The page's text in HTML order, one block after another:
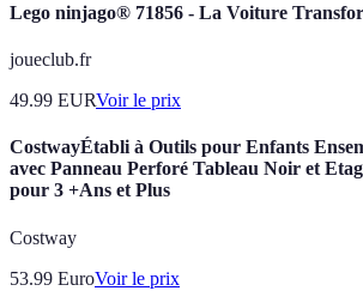
Lego ninjago® 71856 - La Voiture
joueclub.fr
49.99 EURVoir le prix
CostwayÉtabli à Outils pour Enfants
avec Panneau Perforé Tableau Noir et
pour 3 +Ans et Plus
Costway
53.99 EuroVoir le prix